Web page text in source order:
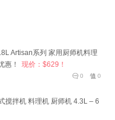
Artisan系列 家用厨师机料理
惠！
现价：$629！
0
0
搅拌机 料理机 厨师机 4.3L – 6